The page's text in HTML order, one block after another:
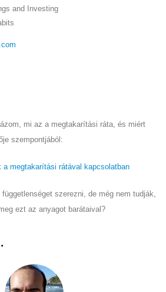
and Investing
mi az a megtakarítási ráta, és miért
szempontjából:
megtakarítási rátával kapcsolatban
szerezni, de még nem tudják,
ezt az anyagot barátaival?